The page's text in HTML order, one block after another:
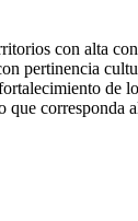
con alta
pertinencia
de
corresponda